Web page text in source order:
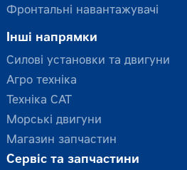
Фронтальні навантажувачі
Інші напрямки
Силові установки та двигуни
Агро техніка
Техніка CAT
Морські двигуни
Магазин запчастин
Сервіс та запчастини